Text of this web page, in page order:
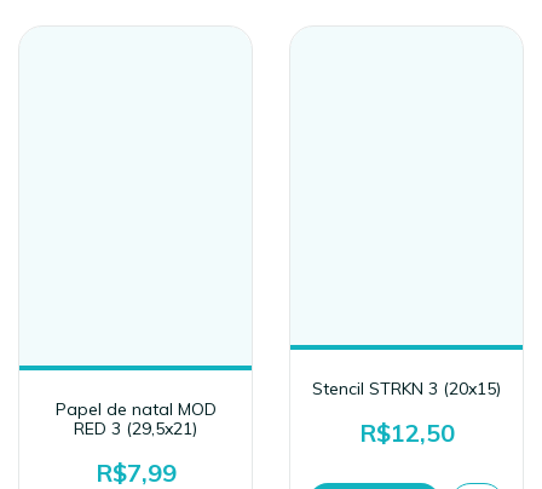
Papel de natal MOD
RED 3 (29,5x21)
R$7,99
Stencil STRKN 3 (20x15)
R$12,50